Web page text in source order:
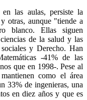
las aulas, persiste la
otras, aunque "tiende a
blanco. Ellas siguen
de la salud y las
y Derecho. Han
-41% de las
que en 1998-. Pese al
como el área
33% de ingenieras, una
en diez años y que es